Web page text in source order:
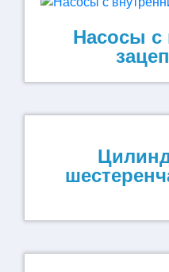
Насосы с